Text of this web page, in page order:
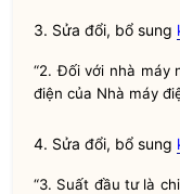
3. Sửa đổi, bổ sung
“2. Đối với nhà máy
điện của Nhà máy
4. Sửa đổi, bổ sung
“3. Suất đầu tư là